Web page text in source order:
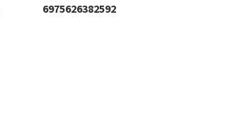
6975626382592